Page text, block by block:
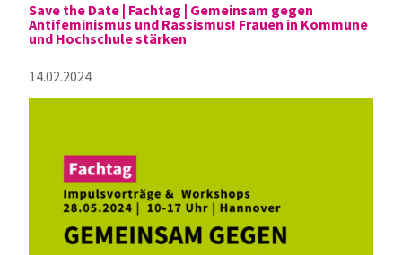
Save the Date | Fachtag | Gemeinsam gegen
Antifeminismus und Rassismus! Frauen in Kommune
und Hochschule stärken
14.02.2024